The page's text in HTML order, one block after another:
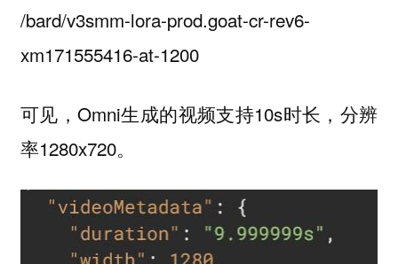
/bard/v3smm-lora-prod.goat-cr-rev6-
xm171555416-at-1200
可见，Omni生成的视频支持10s时长，分辨
率1280x720。